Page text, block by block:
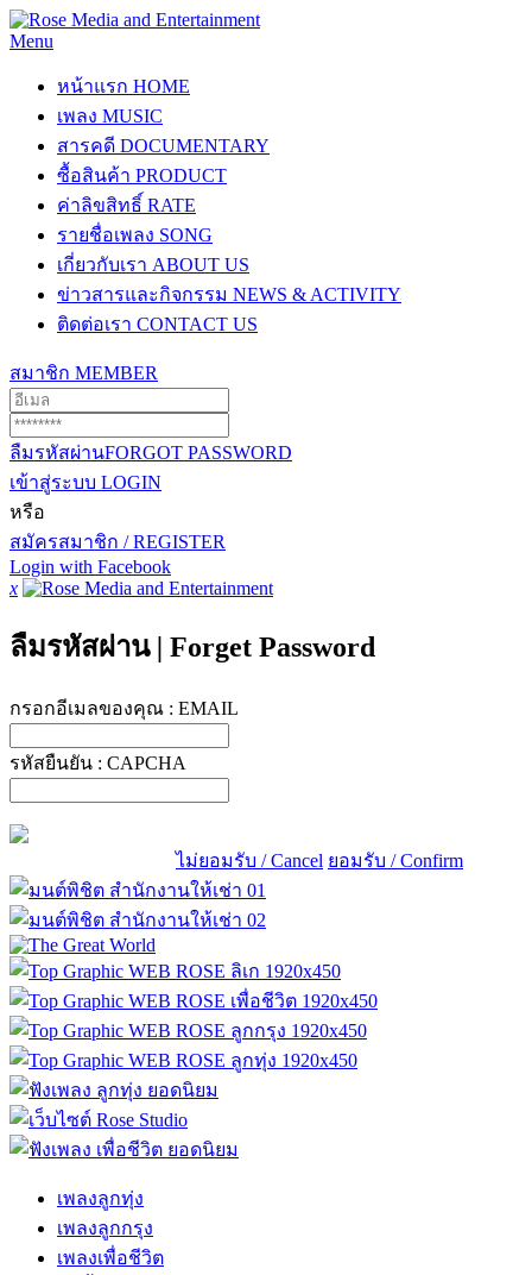
Menu
หน้าแรก HOME
เพลง MUSIC
สารคดี DOCUMENTARY
ซื้อสินค้า PRODUCT
ค่าลิขสิทธิ์ RATE
รายชื่อเพลง SONG
เกี่ยวกับเรา ABOUT US
ข่าวสารและกิจกรรม NEWS & ACTIVITY
ติดต่อเรา CONTACT US
สมาชิก MEMBER
ลืมรหัสผ่านFORGOT PASSWORD
เข้าสู่ระบบ LOGIN
หรือ
สมัครสมาชิก / REGISTER
Login with Facebook
x
ลืมรหัสผ่าน | Forget Password
กรอกอีเมลของคุณ : EMAIL
รหัสยืนยัน : CAPCHA
ไม่ยอมรับ / Cancel ยอมรับ / Confirm
เพลงลูกทุ่ง
เพลงลูกกรุง
เพลงเพื่อชีวิต